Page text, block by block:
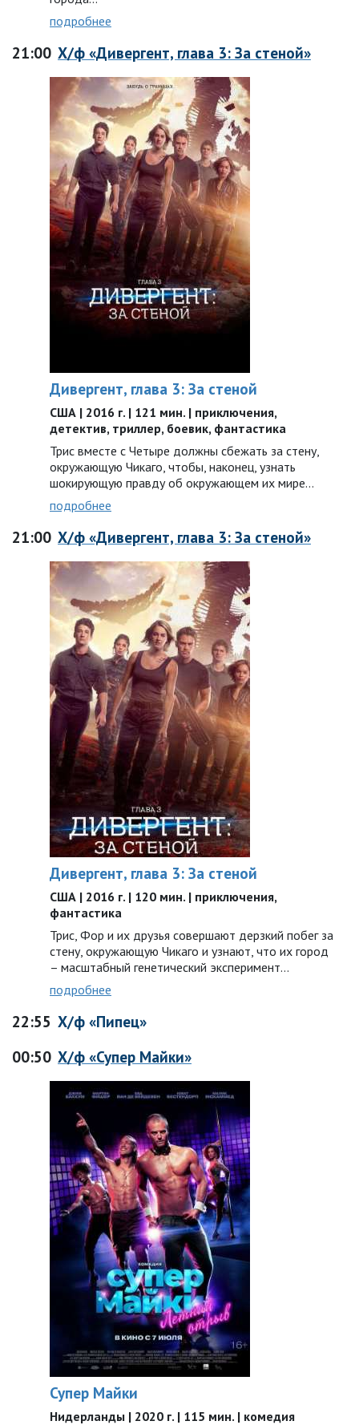
подробнее
21:00 Х/ф «Дивергент, глава 3: За стеной»
Дивергент, глава 3: За стеной
США | 2016 г. | 121 мин. | приключения,
детектив, триллер, боевик, фантастика
Трис вместе с Четыре должны сбежать за стену,
окружающую Чикаго, чтобы, наконец, узнать
шокирующую правду об окружающем их мире…
подробнее
21:00 Х/ф «Дивергент, глава 3: За стеной»
Дивергент, глава 3: За стеной
США | 2016 г. | 120 мин. | приключения,
фантастика
Трис, Фор и их друзья совершают дерзкий побег за
стену, окружающую Чикаго и узнают, что их город
– масштабный генетический эксперимент…
подробнее
22:55 Х/ф «Пипец»
00:50 Х/ф «Супер Майки»
Супер Майки
Нидерланды | 2020 г. | 115 мин. | комедия